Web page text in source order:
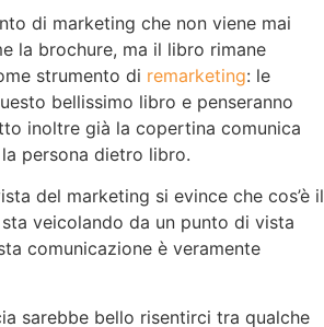
di marketing che non viene mai
la brochure, ma il libro rimane
strumento di remarketing: le
bellissimo libro e penseranno
inoltre già la copertina comunica
persona dietro libro.
del marketing si evince che cos’è il
veicolando da un punto di vista
comunicazione è veramente
sarebbe bello risentirci tra qualche